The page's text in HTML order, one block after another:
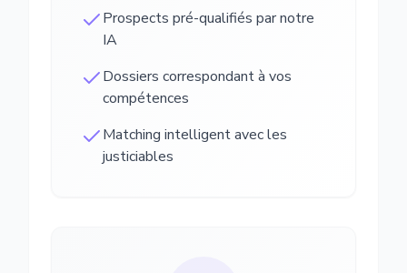
Prospects pré-qualifiés par notre
IA
Dossiers correspondant à vos
compétences
Matching intelligent avec les
justiciables